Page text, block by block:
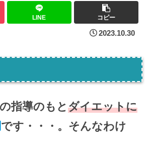
LINE コピー
2023.10.30
指導のもとダイエットに
です・・・。そんなわけ